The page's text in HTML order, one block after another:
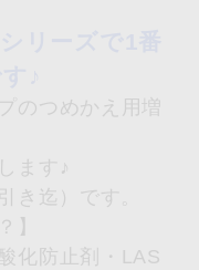
のつめかえ用増
ます♪
き迄）です。
】
化防止剤・LAS